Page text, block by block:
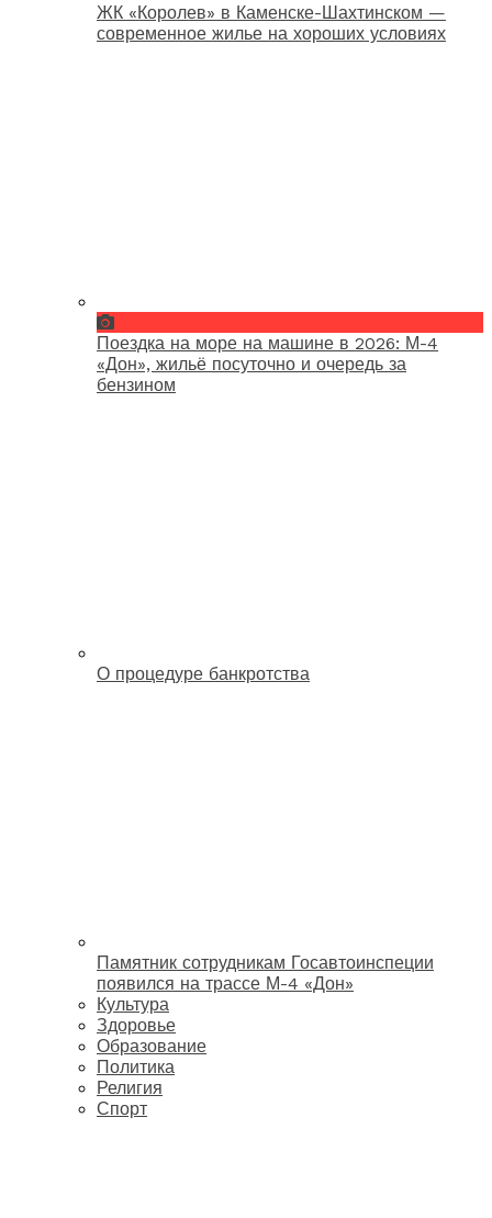
ЖК «Королев» в Каменске-Шахтинском —
современное жилье на хороших условиях
Поездка на море на машине в 2026: М-4
«Дон», жильё посуточно и очередь за
бензином
О процедуре банкротства
Памятник сотрудникам Госавтоинспеции
появился на трассе М-4 «Дон»
Культура
Здоровье
Образование
Политика
Религия
Спорт